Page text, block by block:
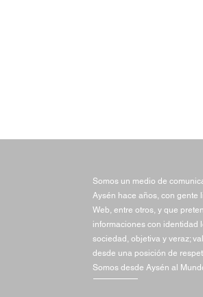
100 acciones por la
Somos un medio de
Aysén hace años, con gente
Web, entre otros, y que
informaciones con identidad
sociedad, objetiva y veraz;
desde una posición de
Somos desde Aysén al